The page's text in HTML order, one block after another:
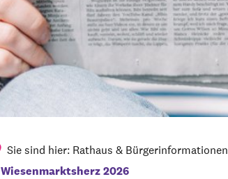
Sie sind hier: Rathaus & Bürgerinformationen
Wiesenmarktsherz 2026